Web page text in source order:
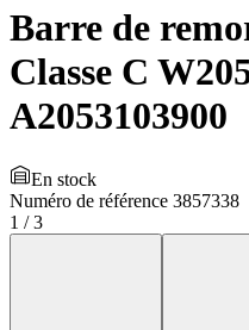
Barre de
Classe C
A2053103900
En stock
Numéro de référence 3857338
1 /3